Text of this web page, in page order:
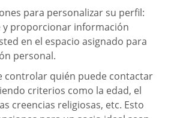
para personalizar su perfil:
y proporcionar información
en el espacio asignado para
personal.
controlar quién puede contactar
criterios como la edad, el
creencias religiosas, etc. Esto